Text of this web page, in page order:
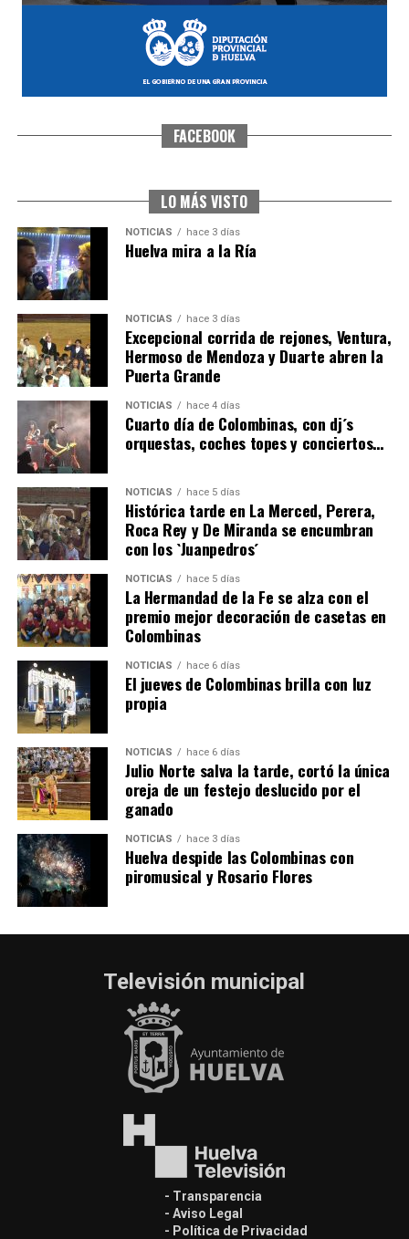
SEXTA CORRIDA DE LAS FIESTAS COLOMBINAS
6º DÍA DE LAS FIESTAS COLOMBINAS 2026
hace 3 días Huelvatv
QUINTA CORRIDA DE LAS FIESTAS COLOMBINAS
2026
hace 3 días· Huelvatv
FACEBOOK
LO MÁS VISTO
NOTICIAS hace 3 días
Huelva mira a la Ría
NOTICIAS hace 3 días
Excepcional corrida de rejones, Ventura,
Hermoso de Mendoza y Duarte abren la
Puerta Grande
NOTICIAS hace 4 días
Cuarto día de Colombinas, con dj´s
orquestas, coches topes y conciertos…
NOTICIAS hace 5 días
Histórica tarde en La Merced, Perera,
Roca Rey y De Miranda se encumbran
con los `Juanpedros´
NOTICIAS hace 5 días
La Hermandad de la Fe se alza con el
premio mejor decoración de casetas en
Colombinas
NOTICIAS hace 6 días
El jueves de Colombinas brilla con luz
propia
NOTICIAS hace 6 días
Julio Norte salva la tarde, cortó la única
oreja de un festejo deslucido por el
ganado
NOTICIAS hace 3 días
Huelva despide las Colombinas con
piromusical y Rosario Flores
Televisión municipal
- Transparencia
- Aviso Legal
- Política de Privacidad